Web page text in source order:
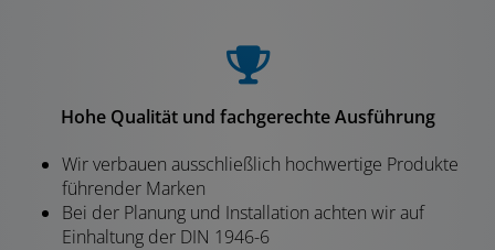
Hohe Qualität und fachgerechte Ausführung
Wir verbauen ausschließlich hochwertige Produkte
führender Marken
Bei der Planung und Installation achten wir auf
Einhaltung der DIN 1946-6